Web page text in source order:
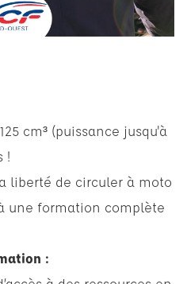
cm³ (puissance jusqu'à
!
liberté de circuler à moto
une formation complète
: